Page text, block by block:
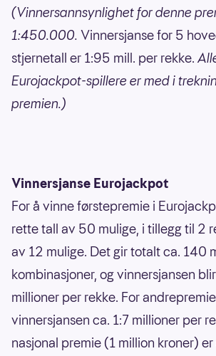
(Vinnersannsynlighet for denne
1:450.000. Vinnersjanse for 5
stjernetall er 1:95 mill. per rekke.
Eurojackpot-spillere er med i
premien.)
Vinnersjanse Eurojackpot
For å vinne førstepremie i
rette tall av 50 mulige, i tillegg til 2
av 12 mulige. Det gir totalt ca. 140
kombinasjoner, og vinnersjansen
millioner per rekke. For
vinnersjansen ca. 1:7 millioner per
nasjonal premie (1 million kroner)